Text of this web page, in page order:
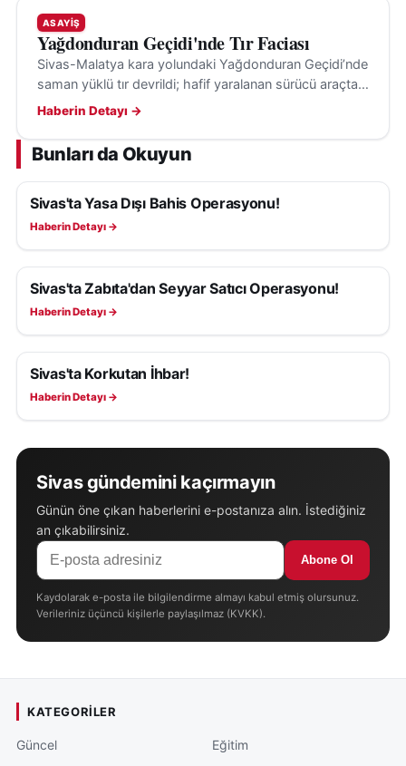
ASAYIŞ
Yağdonduran Geçidi'nde Tır Faciası
Sivas-Malatya kara yolundaki Yağdonduran Geçidi’nde
saman yüklü tır devrildi; hafif yaralanan sürücü araçtan
kendi imkânlarıyla çıkarken polis inceleme başlattı.
Haberin Detayı →
Bunları da Okuyun
ASAYIŞ
Sivas'ta Yasa Dışı Bahis Operasyonu!
Haberin Detayı →
ASAYIŞ
Sivas'ta Zabıta'dan Seyyar Satıcı Operasyonu!
Haberin Detayı →
ASAYIŞ
Sivas'ta Korkutan İhbar!
Haberin Detayı →
Sivas gündemini kaçırmayın
Günün öne çıkan haberlerini e-postanıza alın. İstediğiniz
an çıkabilirsiniz.
Abone Ol
Kaydolarak e-posta ile bilgilendirme almayı kabul etmiş olursunuz.
Verileriniz üçüncü kişilerle paylaşılmaz (KVKK).
KATEGORILER
Güncel
Eğitim